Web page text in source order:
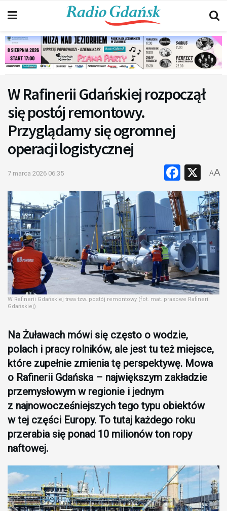
W Rafinerii Gdańskiej rozpoczął
się postój remontowy.
Przyglądamy się ogromnej
operacji logistycznej
7 marca 2026 06:35 X
AA
W Rafinerii Gdańskiej trwa tzw. postój remontowy (fot. mat. prasowe Rafinerii
Gdańskiej)
Na Żuławach mówi się często o wodzie,
polach i pracy rolników, ale jest tu też miejsce,
które zupełnie zmienia tę perspektywę. Mowa
o Rafinerii Gdańska – największym zakładzie
przemysłowym w regionie i jednym
z najnowocześniejszych tego typu obiektów
w tej części Europy. To tutaj każdego roku
przerabia się ponad 10 milionów ton ropy
naftowej.